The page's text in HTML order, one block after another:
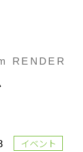
RENDER
イベント